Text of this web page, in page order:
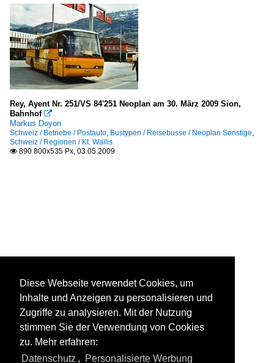
Rey, Ayent Nr. 251/VS 84'251 Neoplan am 30. März 2009 Sion,
Bahnhof 
Markus Doyon
Schweiz / Betriebe / Postauto, Bustypen / Reisebusse / Neoplan Sonstige,
Schweiz / Regionen / Kt. Wallis
 890 800x535 Px, 03.05.2009
Diese Webseite verwendet Cookies, um
Inhalte und Anzeigen zu personalisieren und
Zugriffe zu analysieren. Mit der Nutzung
stimmen Sie der Verwendung von Cookies
zu. Mehr erfahren:
Datenschutz , Personalisierte Werbung